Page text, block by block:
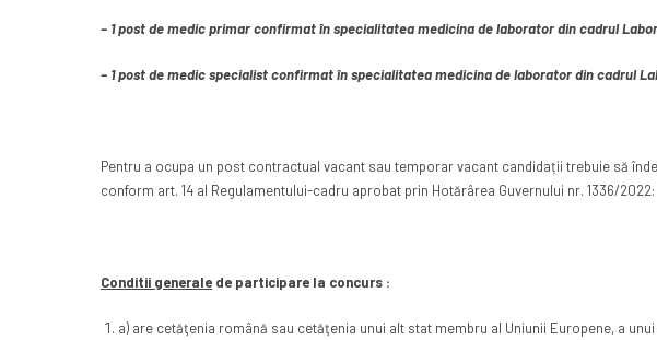
– 1 post de medic primar confirmat în specialitatea medicina de laborator din cadrul
– 1 post de medic specialist confirmat în specialitatea medicina de laborator din cadrul
Pentru a ocupa un post contractual vacant sau temporar vacant candidații trebuie să
conform art. 14 al Regulamentului-cadru aprobat prin Hotărârea Guvernului nr. 1336/2022:
Conditii generale de participare la concurs :
a) are cetăţenia română sau cetăţenia unui alt stat membru al Uniunii Europene, a